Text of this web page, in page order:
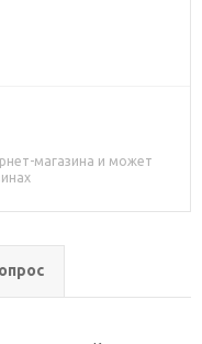
магазина и может